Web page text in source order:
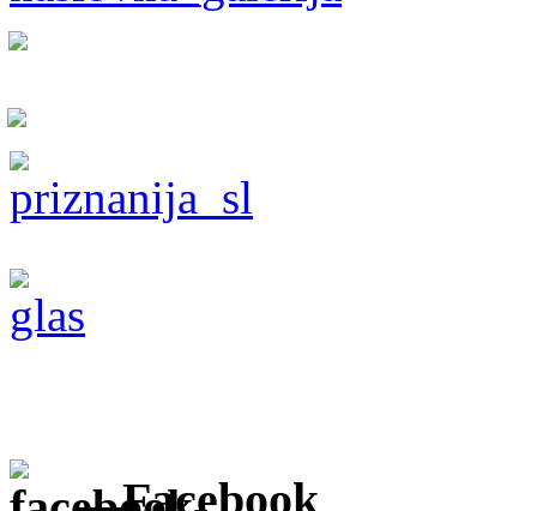
Facebook